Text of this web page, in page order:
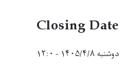
Closing Date
دوشنبه ۱۴۰۵/۴/۸ - ۱۲:۰